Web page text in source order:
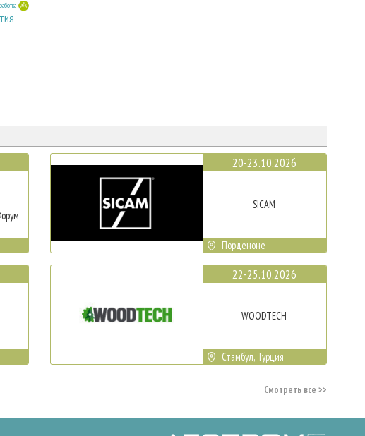
20-23.10.2026
SICAM
Порденоне
22-25.10.2026
WOODTECH
Стамбул, Турция
Смотреть все